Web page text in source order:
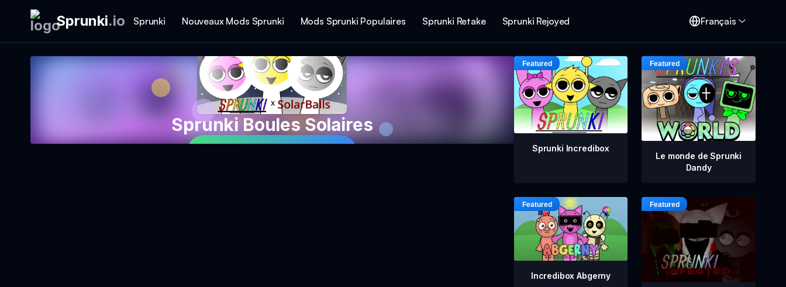
Sprunki.io Sprunki Nouveaux Mods Sprunki Mods Sprunki Populaires Sprunki Retake Sprunki Rejoyed Français
Sprunki Boules Solaires
Sprunki Incredibox
Le monde de Sprunki
Dandy
Incredibox Abgerny